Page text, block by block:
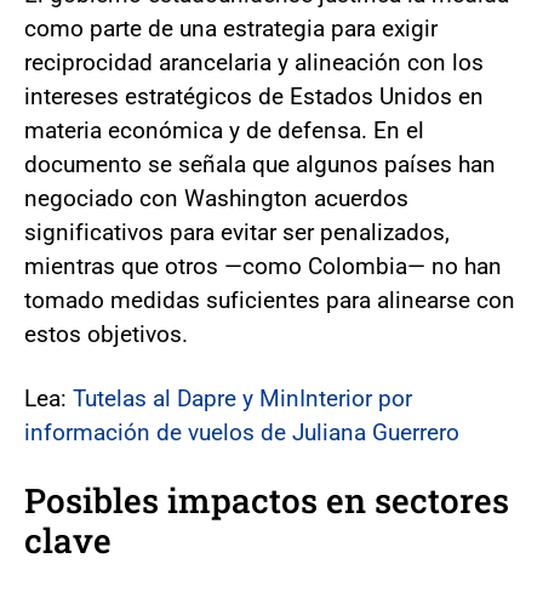
como parte de una estrategia para exigir
reciprocidad arancelaria y alineación con los
intereses estratégicos de Estados Unidos en
materia económica y de defensa. En el
documento se señala que algunos países han
negociado con Washington acuerdos
significativos para evitar ser penalizados,
mientras que otros —como Colombia— no han
tomado medidas suficientes para alinearse con
estos objetivos.
Lea: Tutelas al Dapre y MinInterior por
información de vuelos de Juliana Guerrero
Posibles impactos en sectores
clave